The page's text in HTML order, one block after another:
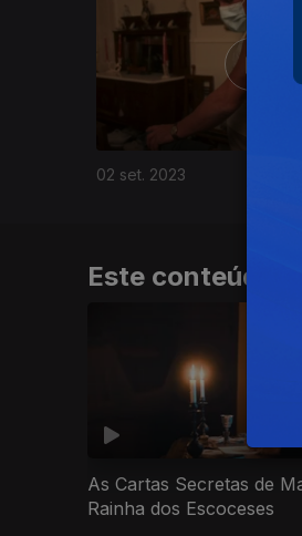
02 set. 2023
Este conteúdo
As Cartas Secretas de
Rainha dos Escoceses